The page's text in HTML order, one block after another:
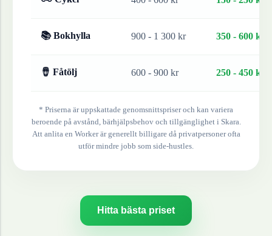
📚 Bokhylla 900 - 1 300 kr 350 - 600 kr
🪘 Fåtölj 600 - 900 kr 250 - 450 kr
* Priserna är uppskattade genomsnittspriser och kan variera
beroende på avstånd, bärhjälpsbehov och tillgänglighet i Skara.
Att anlita en Worker är generellt billigare då privatpersoner ofta
utför mindre jobb som side-hustles.
Hitta bästa priset